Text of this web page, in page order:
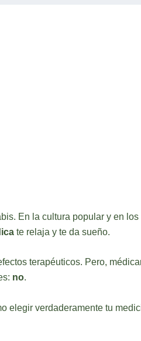
En la cultura popular y en
te relaja y te da sueño.
terapéuticos. Pero,
no.
elegir verdaderamente tu